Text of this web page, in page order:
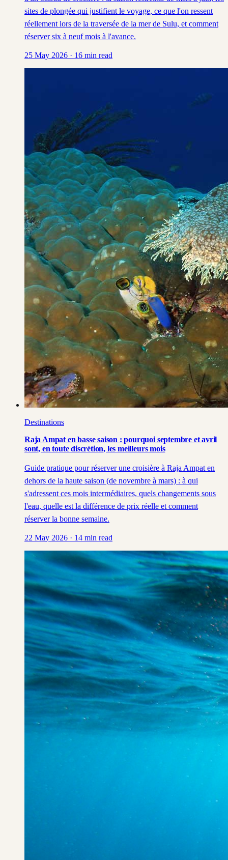
sites de plongée qui justifient le voyage, ce que l'on ressent
réellement lors de la traversée de la mer de Sulu, et comment
réserver six à neuf mois à l'avance.
25 May 2026 · 16 min read
Destinations
Raja Ampat en basse saison : pourquoi septembre et avril
sont, en toute discrétion, les meilleurs mois
Guide pratique pour réserver une croisière à Raja Ampat en
dehors de la haute saison (de novembre à mars) : à qui
s'adressent ces mois intermédiaires, quels changements sous
l'eau, quelle est la différence de prix réelle et comment
réserver la bonne semaine.
22 May 2026 · 14 min read